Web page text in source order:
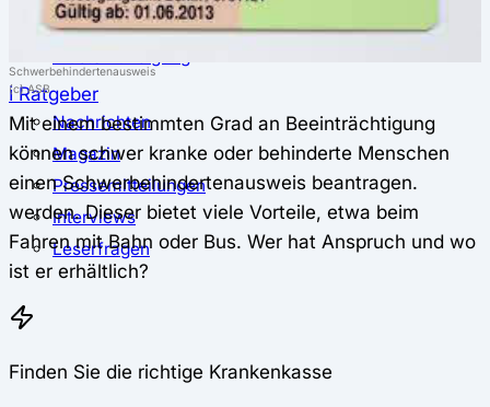
Kündigung
ℹ Ratgeber
Nachrichten
Magazin
Pressemitteilungen
Interviews
Leserfragen
Schwerbehindertenausweis
(c) ASB
Mit einem bestimmten Grad an Beeinträchtigung
können schwer kranke oder behinderte Menschen
einen Schwerbehindertenausweis beantragen.
werden. Dieser bietet viele Vorteile, etwa beim
Fahren mit Bahn oder Bus. Wer hat Anspruch und wo
ist er erhältlich?
Finden Sie die richtige Krankenkasse